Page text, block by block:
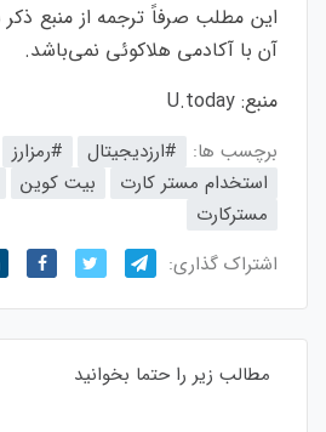
این مطلب صرفاً ترجمه از منبع
آن با آکادمی هلاکوئی نمی‌باشد.
منبع: U.today
برچسب ها: #ارزدیجیتال
#رمزارز
استخدام مستر کارت
بیت کوین
مسترکارت
اشتراک گذاری:
مطالب زیر را حتما بخوانید